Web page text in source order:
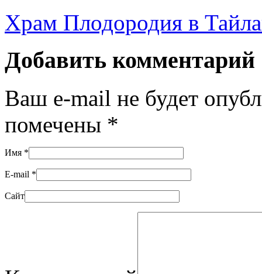
Храм Плодородия в
Добавить комментарий
Ваш e-mail не будет
помечены *
Имя *
E-mail *
Сайт